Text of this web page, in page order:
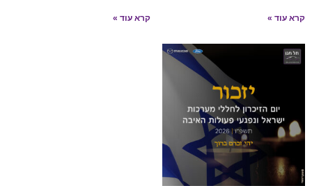
קרא עוד » קרא עוד »